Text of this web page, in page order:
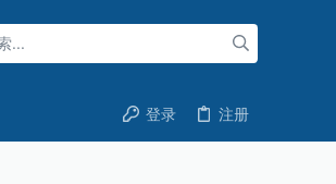
登录 注册